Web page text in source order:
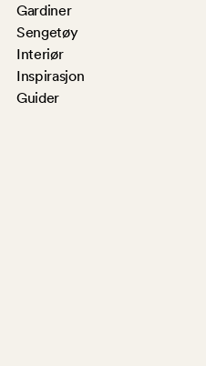
Gardiner
Sengetøy
Interiør
Inspirasjon
Guider